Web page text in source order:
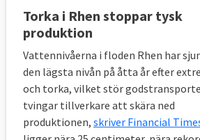
Torka i Rhen stoppar tysk
produktion
Vattennivåerna i floden Rhen har
den lägsta nivån på åtta år efter
och torka, vilket stör
tvingar tillverkare att skära ned
produktionen, skriver Financial